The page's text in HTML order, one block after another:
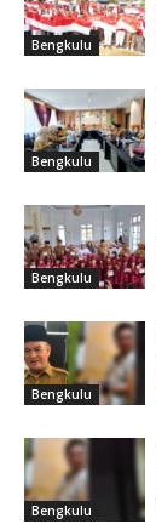
Bengkulu
Bengkulu
Bengkulu
Bengkulu
Bengkulu